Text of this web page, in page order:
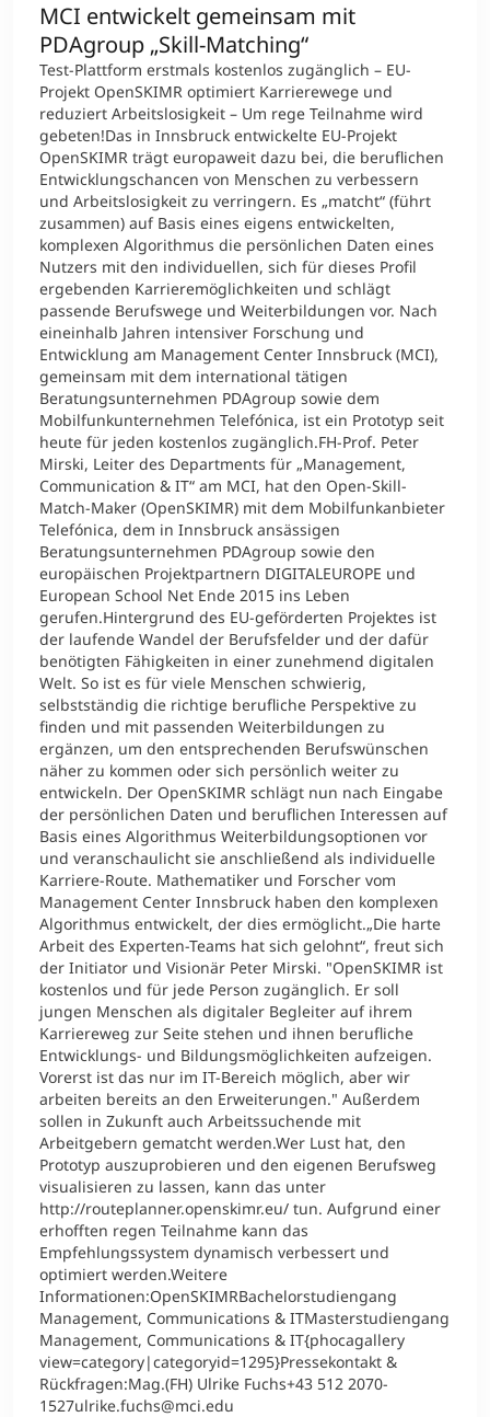
MCI entwickelt gemeinsam mit
PDAgroup „Skill-Matching“
Test-Plattform erstmals kostenlos zugänglich – EU-
Projekt OpenSKIMR optimiert Karrierewege und
reduziert Arbeitslosigkeit – Um rege Teilnahme wird
gebeten!Das in Innsbruck entwickelte EU-Projekt
OpenSKIMR trägt europaweit dazu bei, die beruflichen
Entwicklungschancen von Menschen zu verbessern
und Arbeitslosigkeit zu verringern. Es „matcht“ (führt
zusammen) auf Basis eines eigens entwickelten,
komplexen Algorithmus die persönlichen Daten eines
Nutzers mit den individuellen, sich für dieses Profil
ergebenden Karrieremöglichkeiten und schlägt
passende Berufswege und Weiterbildungen vor. Nach
eineinhalb Jahren intensiver Forschung und
Entwicklung am Management Center Innsbruck (MCI),
gemeinsam mit dem international tätigen
Beratungsunternehmen PDAgroup sowie dem
Mobilfunkunternehmen Telefónica, ist ein Prototyp seit
heute für jeden kostenlos zugänglich.FH-Prof. Peter
Mirski, Leiter des Departments für „Management,
Communication & IT“ am MCI, hat den Open-Skill-
Match-Maker (OpenSKIMR) mit dem Mobilfunkanbieter
Telefónica, dem in Innsbruck ansässigen
Beratungsunternehmen PDAgroup sowie den
europäischen Projektpartnern DIGITALEUROPE und
European School Net Ende 2015 ins Leben
gerufen.Hintergrund des EU-geförderten Projektes ist
der laufende Wandel der Berufsfelder und der dafür
benötigten Fähigkeiten in einer zunehmend digitalen
Welt. So ist es für viele Menschen schwierig,
selbstständig die richtige berufliche Perspektive zu
finden und mit passenden Weiterbildungen zu
ergänzen, um den entsprechenden Berufswünschen
näher zu kommen oder sich persönlich weiter zu
entwickeln. Der OpenSKIMR schlägt nun nach Eingabe
der persönlichen Daten und beruflichen Interessen auf
Basis eines Algorithmus Weiterbildungsoptionen vor
und veranschaulicht sie anschließend als individuelle
Karriere-Route. Mathematiker und Forscher vom
Management Center Innsbruck haben den komplexen
Algorithmus entwickelt, der dies ermöglicht.„Die harte
Arbeit des Experten-Teams hat sich gelohnt“, freut sich
der Initiator und Visionär Peter Mirski. "OpenSKIMR ist
kostenlos und für jede Person zugänglich. Er soll
jungen Menschen als digitaler Begleiter auf ihrem
Karriereweg zur Seite stehen und ihnen berufliche
Entwicklungs- und Bildungsmöglichkeiten aufzeigen.
Vorerst ist das nur im IT-Bereich möglich, aber wir
arbeiten bereits an den Erweiterungen." Außerdem
sollen in Zukunft auch Arbeitssuchende mit
Arbeitgebern gematcht werden.Wer Lust hat, den
Prototyp auszuprobieren und den eigenen Berufsweg
visualisieren zu lassen, kann das unter
http://routeplanner.openskimr.eu/ tun. Aufgrund einer
erhofften regen Teilnahme kann das
Empfehlungssystem dynamisch verbessert und
optimiert werden.Weitere
Informationen:OpenSKIMRBachelorstudiengang
Management, Communications & ITMasterstudiengang
Management, Communications & IT{phocagallery
view=category|categoryid=1295}Pressekontakt &
Rückfragen:Mag.(FH) Ulrike Fuchs+43 512 2070-
1527ulrike.fuchs@mci.edu